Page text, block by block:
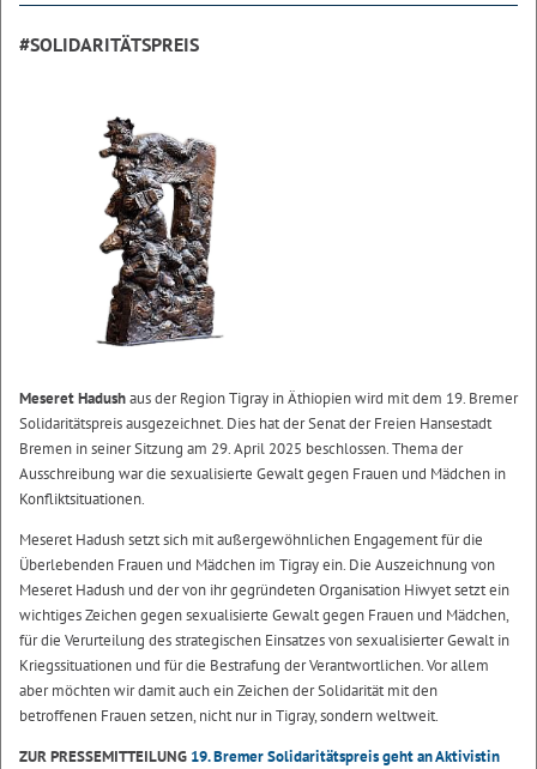
#SOLIDARITÄTSPREIS
Meseret Hadushaus der Region Tigray in Äthiopien wird mit dem 19. Bremer
Solidaritätspreis ausgezeichnet. Dies hat der Senat der Freien Hansestadt
Bremen in seiner Sitzung am 29. April 2025 beschlossen. Thema der
Ausschreibung war die sexualisierte Gewalt gegen Frauen und Mädchen in
Konfliktsituationen.
Meseret Hadush setzt sich mit außergewöhnlichen Engagement für die
Überlebenden Frauen und Mädchen im Tigray ein. Die Auszeichnung von
Meseret Hadush und der von ihr gegründeten Organisation Hiwyet setzt ein
wichtiges Zeichen gegen sexualisierte Gewalt gegen Frauen und Mädchen,
für die Verurteilung des strategischen Einsatzes von sexualisierter Gewalt in
Kriegssituationen und für die Bestrafung der Verantwortlichen. Vor allem
aber möchten wir damit auch ein Zeichen der Solidarität mit den
betroffenen Frauen setzen, nicht nur in Tigray, sondern weltweit.
ZUR PRESSEMITTEILUNG 19. Bremer Solidaritätspreis geht an Aktivistin